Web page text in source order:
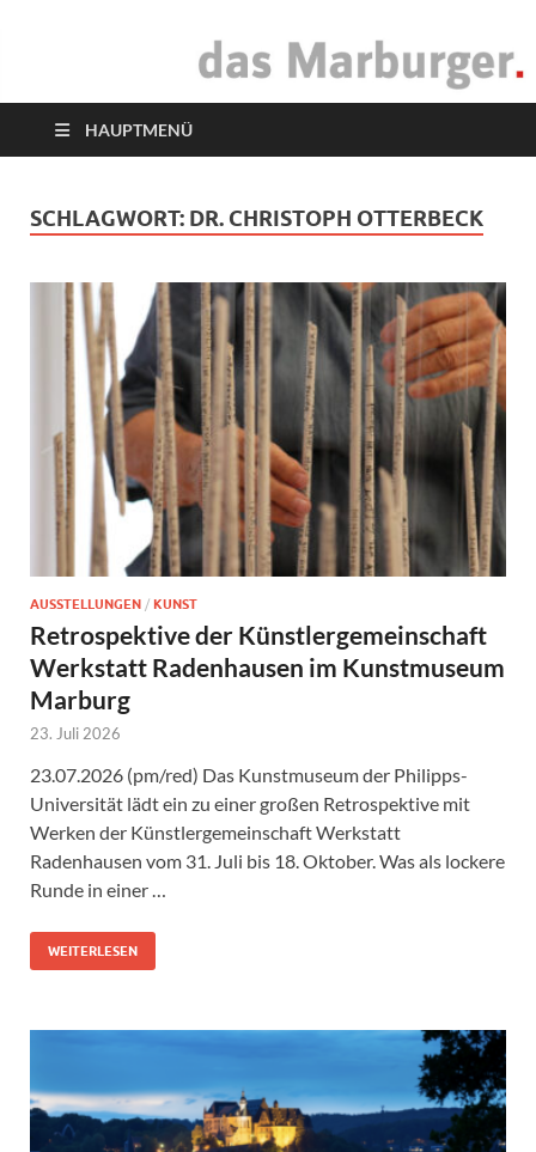
das Marburger.
HAUPTMENÜ
SCHLAGWORT: DR. CHRISTOPH OTTERBECK
AUSSTELLUNGEN / KUNST
Retrospektive der Künstlergemeinschaft
Werkstatt Radenhausen im Kunstmuseum
Marburg
23. Juli 2026
23.07.2026 (pm/red) Das Kunstmuseum der Philipps-
Universität lädt ein zu einer großen Retrospektive mit
Werken der Künstlergemeinschaft Werkstatt
Radenhausen vom 31. Juli bis 18. Oktober. Was als lockere
Runde in einer …
WEITERLESEN